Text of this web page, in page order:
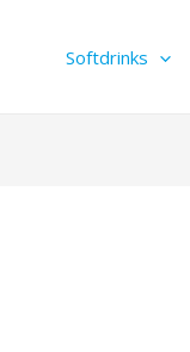
Softdrinks